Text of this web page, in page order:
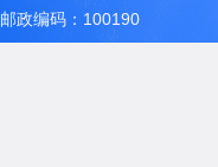
邮政编码：100190